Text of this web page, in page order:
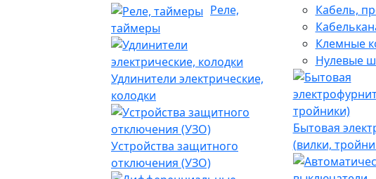
Реле,
таймеры
Удлинители электрические,
колодки
Устройства защитного
отключения (УЗО)
Кабель,
Клемные
Нулевые
Бытовая
(вилки,